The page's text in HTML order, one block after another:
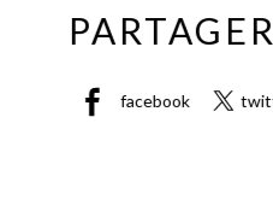
facebook